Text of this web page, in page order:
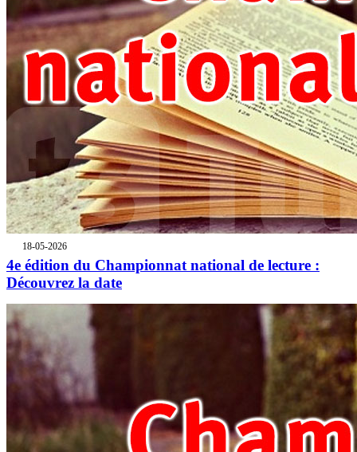
18-05-2026
4e édition du Championnat national de lecture :
Découvrez la date